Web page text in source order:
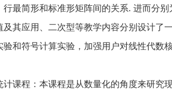
行最简形和标准形矩阵间的关系. 进而分
及其应用、二次型等教学内容分别设计了
验和符号计算实验，加强用户对线性代数
计课程：本课程是从数量化的角度来研究